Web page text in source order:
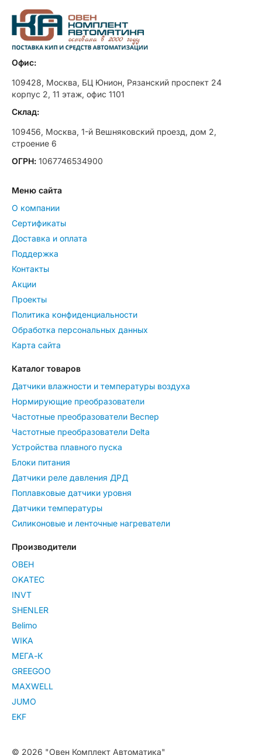
Офис:
109428, Москва, БЦ Юнион, Рязанский проспект 24
корпус 2, 11 этаж, офис 1101
Склад:
109456, Москва, 1-й Вешняковский проезд, дом 2,
строение 6
ОГРН: 1067746534900
Меню сайта
О компании
Сертификаты
Доставка и оплата
Поддержка
Контакты
Акции
Проекты
Политика конфиденциальности
Обработка персональных данных
Карта сайта
Каталог товаров
Датчики влажности и температуры воздуха
Нормирующие преобразователи
Частотные преобразователи Веспер
Частотные преобразователи Delta
Устройства плавного пуска
Блоки питания
Датчики реле давления ДРД
Поплавковые датчики уровня
Датчики температуры
Силиконовые и ленточные нагреватели
Производители
ОВЕН
OKATEC
INVT
SHENLER
Belimo
WIKA
МЕГА-К
GREEGOO
MAXWELL
JUMO
EKF
© 2026 "Овен Комплект Автоматика"